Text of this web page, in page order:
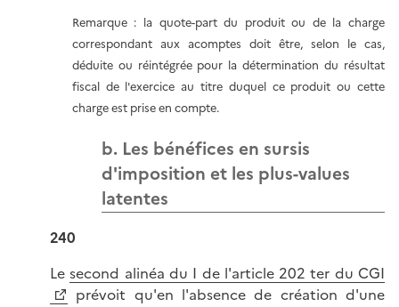
Remarque : la quote-part du produit ou de la charge
correspondant aux acomptes doit être, selon le cas,
déduite ou réintégrée pour la détermination du résultat
fiscal de l'exercice au titre duquel ce produit ou cette
charge est prise en compte.
b. Les bénéfices en sursis
d'imposition et les plus-values
latentes
240
Lesecond alinéa du I de l'article 202 ter du CGI
prévoit qu'en l'absence de création d'une